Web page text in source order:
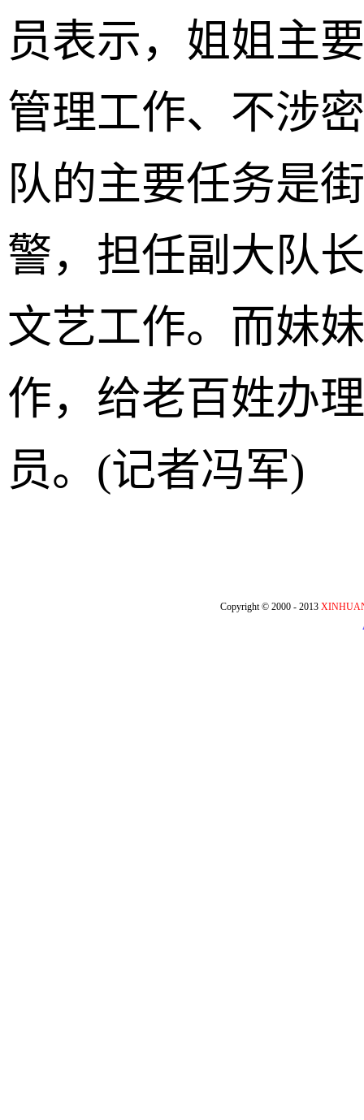
员表示，姐姐主
管理工作、不涉
队的主要任务是
警，担任副大队
文艺工作。而妹
作，给老百姓办
员。(记者冯军)
Copyright © 2000 - 2013